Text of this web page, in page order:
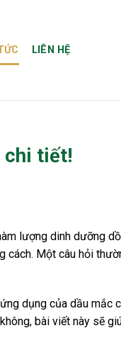
LIÊN HỆ
chi tiết!
lượng dinh dưỡng
cách. Một câu hỏi
dụng của dầu mắc
bài viết này sẽ